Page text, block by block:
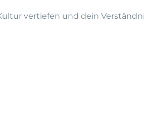
vertiefen und dein